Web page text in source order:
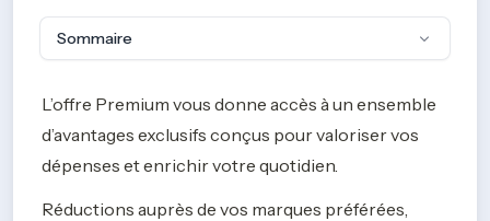
Sommaire
L’offre Premium vous donne accès à un ensemble
d’avantages exclusifs conçus pour valoriser vos
dépenses et enrichir votre quotidien.
Réductions auprès de vos marques préférées,